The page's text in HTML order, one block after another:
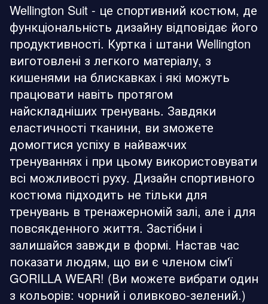
Wellington Suit - це спортивний костюм, де
функціональність дизайну відповідає його
продуктивності. Куртка і штани Wellington
виготовлені з легкого матеріалу, з
кишенями на блискавках і які можуть
працювати навіть протягом
найскладніших тренувань. Завдяки
еластичності тканини, ви зможете
домогтися успіху в найважчих
тренуваннях і при цьому використовувати
всі можливості руху. Дизайн спортивного
костюма підходить не тільки для
тренувань в тренажерномій залі, але і для
повсякденного життя. Застібни і
залишайся завжди в формі. Настав час
показати людям, що ви є членом сім'ї
GORILLA WEAR! (Ви можете вибрати один
з кольорів: чорний і оливково-зелений.)